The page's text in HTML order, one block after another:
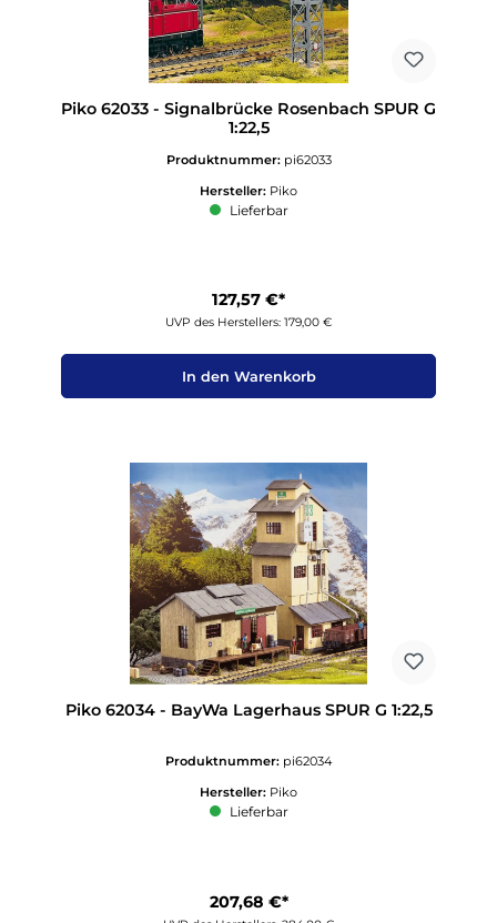
Piko 62033 - Signalbrücke Rosenbach SPUR G
1:22,5
Produktnummer: pi62033
Hersteller: Piko
Lieferbar
127,57 €*
UVP des Herstellers: 179,00 €
In den Warenkorb
Piko 62034 - BayWa Lagerhaus SPUR G 1:22,5
Produktnummer: pi62034
Hersteller: Piko
Lieferbar
207,68 €*